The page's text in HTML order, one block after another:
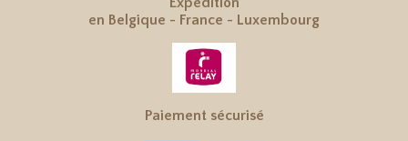
en Belgique - France - Luxembourg
Paiement sécurisé